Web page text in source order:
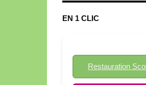
EN 1 CLIC
Restauration